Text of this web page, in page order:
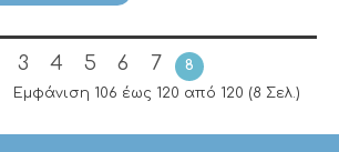
3 4 5 6 7
8
Εμφάνιση 106 έως 120 από 120 (8 Σελ.)